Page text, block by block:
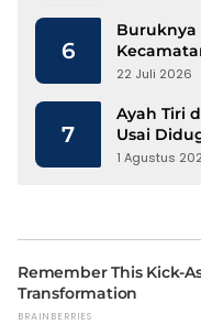
6
Buruknya
22 Juli 2026
7
Ayah Tiri
Usai
1 Agustus